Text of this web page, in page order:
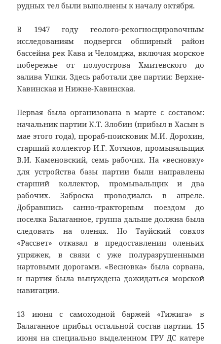
рудных тел были выполнены к началу октября.
В 1947 году геолого-рекогносцировочным
исследованиям подвергся обширный район
бассейна рек Кава и Челомджа, включая морское
побережье от полуострова Хмитевского до
залива Ушки. Здесь работали две партии: Верхне-
Кавинская и Нижне-Кавинская.
Первая была организована в марте с составом:
начальник партии К.Т. Злобин (прибыл в Хасын в
мае этого года), прораб-поисковик М.И. Дорохин,
старший коллектор И.Г. Хотянов, промывальщик
В.И. Каменовский, семь рабочих. На «весновку»
для устройства базы партии были направлены
старший коллектор, промывальщик и два
рабочих. Заброска проводиалсь в апреле.
Добравшись санно-тракторным поездом до
поселка Балаганное, группа дальше должна была
следовать на оленях. Но Тауйский совхоз
«Рассвет» отказал в предоставлении оленьих
упряжек, в связи с уже полуразрушенными
нартовыми дорогами. «Весновка» была сорвана,
и партия была вынуждена дожидаться морской
навигации.
13 июня с самоходной баржей «Гижига» в
Балаганное прибыл остальной состав партии. 15
июня на специально выделенном ГРУ ДС катере